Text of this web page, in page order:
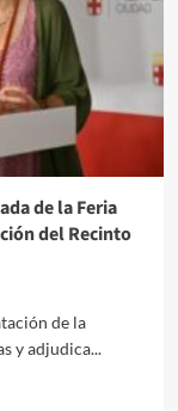
de la Feria
del Recinto
de la
y adjudica...